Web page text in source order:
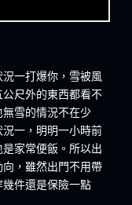
一打爆你，雪被風
尺外的東西都看不
雪的情況不在少
一，明明一小時前
家常便飯。所以出
，雖然出門不用帶
件還是保險一點